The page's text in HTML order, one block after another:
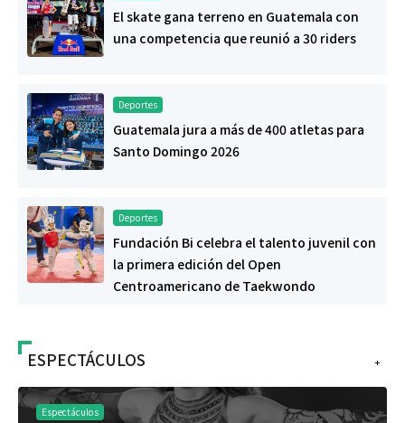
El skate gana terreno en Guatemala con
una competencia que reunió a 30 riders
Deportes
Guatemala jura a más de 400 atletas para
Santo Domingo 2026
Deportes
Fundación Bi celebra el talento juvenil con
la primera edición del Open
Centroamericano de Taekwondo
+
ESPECTÁCULOS
Espectáculos